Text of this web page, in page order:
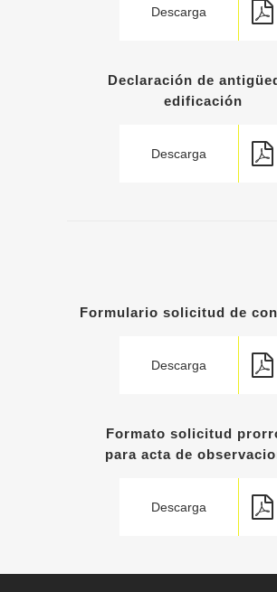
Descarga
Declaración de
edificación
Descarga
Formulario solicitud de
Descarga
Formato solicitud
para acta de
Descarga